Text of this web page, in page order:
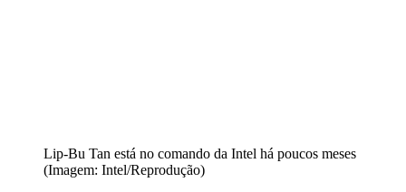
Lip-Bu Tan está no comando da Intel há poucos meses
(Imagem: Intel/Reprodução)